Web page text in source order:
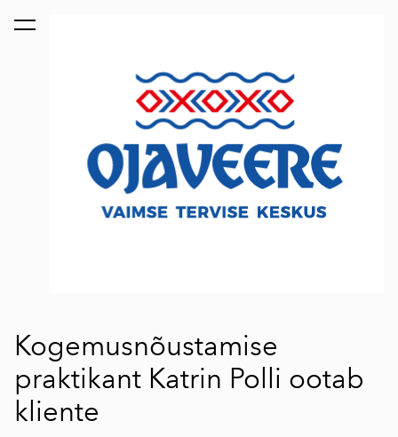
lisati ostukorvi.
Kogemusnõustamise
praktikant Katrin Polli ootab
kliente